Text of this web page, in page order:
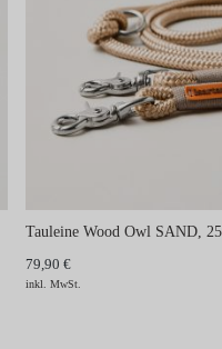
Tauleine Wood Owl SAND,
79,90 €
inkl. MwSt.